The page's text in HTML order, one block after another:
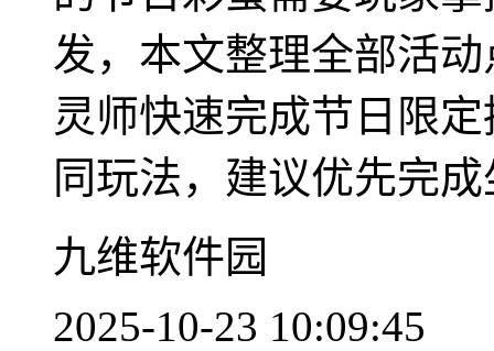
发，本文整理全部活
灵师快速完成节日限
同玩法，建议优先完
九维软件园
2025-10-23 10:09:45